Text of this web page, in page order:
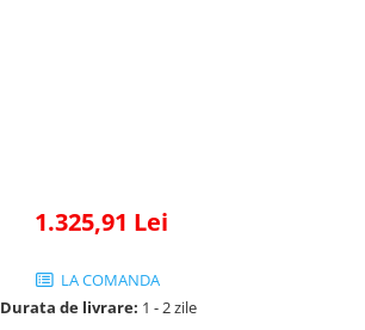
1.325,91 Lei
LA COMANDA
Durata de livrare: 1 - 2 zile